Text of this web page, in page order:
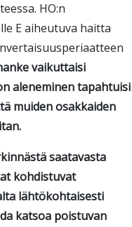
HO:n
E aiheutuva haitta
vaikuttaisi
aleneminen tapahtuisi
muiden osakkaiden
saatavasta
kohdistuvat
lähtökohtaisesti
katsoa poistuvan